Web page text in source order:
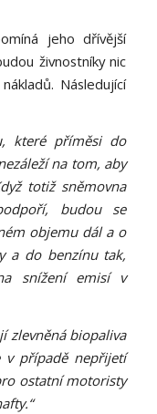
jeho dřívější
živnostníky nic
. Následující
které příměsi do
na tom, aby
totiž sněmovna
budou se
objemu dál a o
a do benzínu tak,
snížení emisí v
zlevněná biopaliva
v případě nepřijetí
ostatní motoristy